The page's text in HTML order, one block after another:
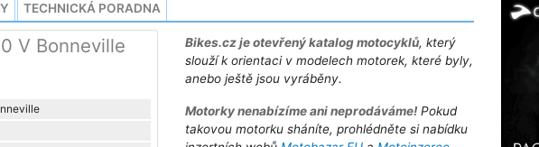
TECHNICKÁ PORADNA
V Bonneville Bikes.cz je otevřený katalog motocyklů, který
slouží k orientaci v modelech motorek, které byly,
anebo ještě jsou vyráběny.
Motorky nenabízíme ani neprodáváme!Pokud
takovou motorku sháníte, prohlédněte si nabídku